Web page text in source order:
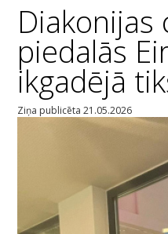
piedalās
ikgadējā
Ziņa publicēta 21.05.2026